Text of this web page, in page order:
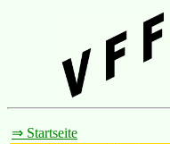
⇒ Startseite